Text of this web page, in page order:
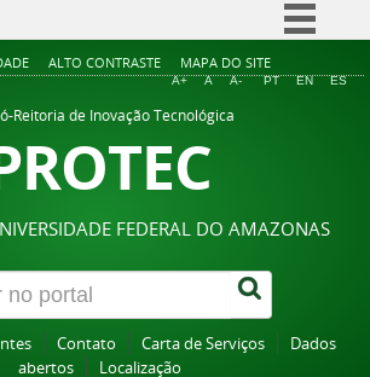
Simplifique!
Acesso à informação
ALTO CONTRASTE MAPA DO SITE
A+ A A- PT EN ES
Reitoria de Inovação Tecnológica
FEDERAL DO AMAZONAS
Contato Carta de Serviços
Dados
abertos
Localização